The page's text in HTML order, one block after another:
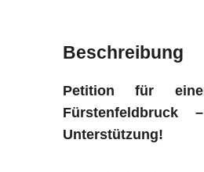
Beschreibung
Petition für
Unterstützung!